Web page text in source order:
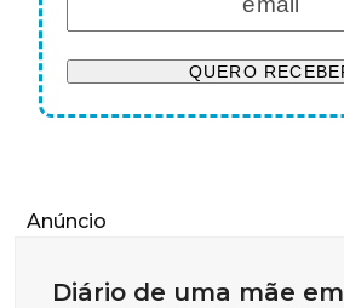
Anúncio
Diário de uma mãe em